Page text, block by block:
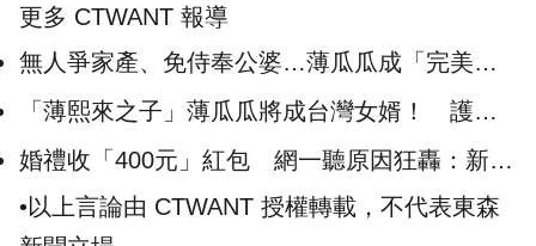
更多 CTWANT 報導
無人爭家產、免侍奉公婆…薄瓜瓜成「完美女
婿」 父親驚人身分大揭密
「薄熙來之子」薄瓜瓜將成台灣女婿！ 護理
師證實來台健檢：長得帥又客氣
婚禮收「400元」紅包 網一聽原因狂轟：新郎
超沒禮貌
•以上言論由 CTWANT 授權轉載，不代表東森